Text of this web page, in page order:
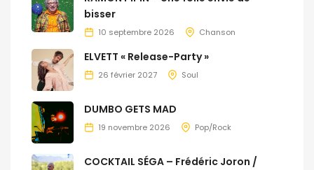
bisser
10 septembre 2026 Chanson
ELVETT « Release-Party »
26 février 2027 Soul
DUMBO GETS MAD
19 novembre 2026 Pop/Rock
COCKTAIL SÉGA – Frédéric Joron /